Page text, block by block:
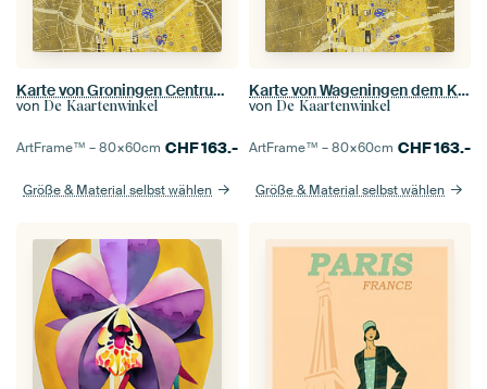
Karte von Groningen Centrum dem Kuss von Gustav Klimt
von De Kaartenwinkel
ArtFrame™ –80×60cm CHF163.-
Größe & Material selbst wählen
Karte von Wageningen dem Kuss von Gustav Klimt
von De Kaartenwinkel
ArtFrame™ –80×60cm CHF163.-
Größe & Material selbst wählen